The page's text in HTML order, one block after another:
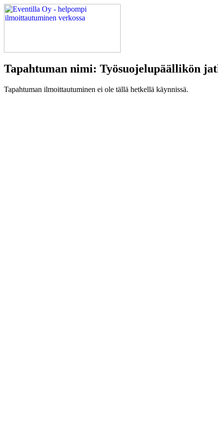
Tapahtuman nimi: Työsuojelupäällikön
Tapahtuman ilmoittautuminen ei ole tällä hetkellä käynnissä.